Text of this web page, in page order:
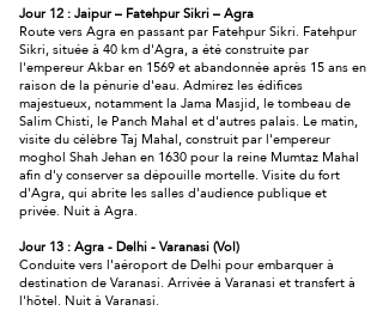
Jour 12 : Jaipur – Fatehpur Sikri – Agra
Route vers Agra en passant par Fatehpur Sikri. Fatehpur
Sikri, située à 40 km d'Agra, a été construite par
l'empereur Akbar en 1569 et abandonnée après 15 ans en
raison de la pénurie d'eau. Admirez les édifices
majestueux, notamment la Jama Masjid, le tombeau de
Salim Chisti, le Panch Mahal et d'autres palais. Le matin,
visite du célèbre Taj Mahal, construit par l'empereur
moghol Shah Jehan en 1630 pour la reine Mumtaz Mahal
afin d'y conserver sa dépouille mortelle. Visite du fort
d'Agra, qui abrite les salles d'audience publique et
privée. Nuit à Agra.
Jour 13 : Agra - Delhi - Varanasi (Vol)
Conduite vers l'aéroport de Delhi pour embarquer à
destination de Varanasi. Arrivée à Varanasi et transfert à
l'hôtel. Nuit à Varanasi.